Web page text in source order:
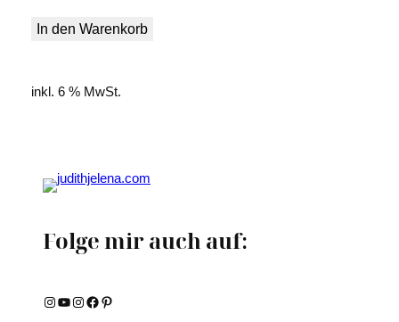
war:
ist:
In den Warenkorb
inkl. 6 % MwSt.
Folge mir auch auf:
Instagram YouTube Instagram Facebook Pinterest